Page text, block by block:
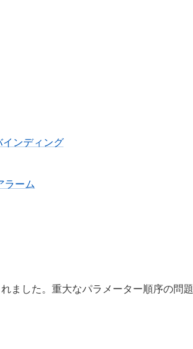
ンディング
ーム
ました。重大なパラメーター順序の問題